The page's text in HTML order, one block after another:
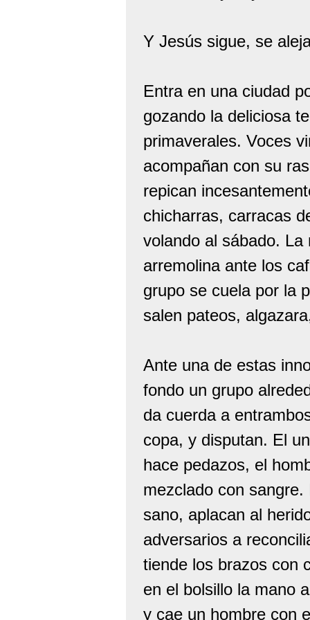
Y Jesús sigue, se
Entra en una ciudad
gozando la deliciosa
primaverales. Voces
acompañan con su
repican
chicharras, carracas
volando al sábado.
arremolina ante los
grupo se cuela por la
salen pateos,
Ante una de estas
fondo un grupo
da cuerda a
copa, y disputan. El
hace pedazos, el
mezclado con
sano, aplacan al
adversarios a
tiende los brazos con
en el bolsillo la mano
y cae un hombre con